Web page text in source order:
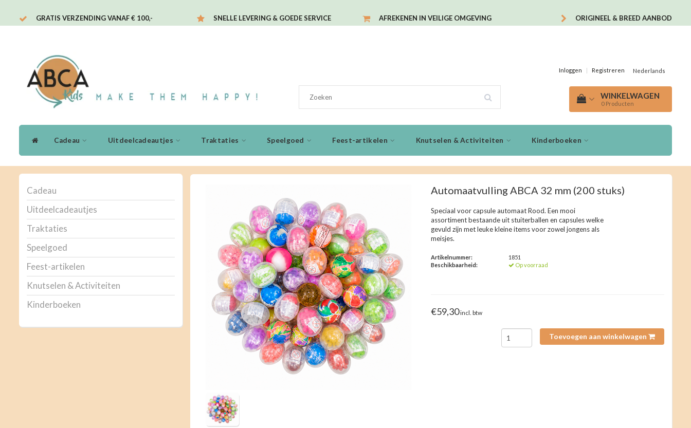
GRATIS VERZENDING VANAF € 100,- SNELLE LEVERING & GOEDE SERVICE AFREKENEN IN VEILIGE OMGEVING ORIGINEEL & BREED AANBOD
Inloggen | Registreren Nederlands
WINKELWAGEN
0 Producten
Cadeau Uitdeelcadeautjes Traktaties Speelgoed Feest-artikelen Knutselen & Activiteiten Kinderboeken
Cadeau
Uitdeelcadeautjes
Traktaties
Speelgoed
Feest-artikelen
Knutselen & Activiteiten
Kinderboeken
Automaatvulling ABCA 32 mm (200 stuks)
Speciaal voor capsule automaat Rood. Een mooi
assortiment bestaande uit stuiterballen en capsules welke
gevuld zijn met leuke kleine items voor zowel jongens als
meisjes.
Artikelnummer:
1851
Beschikbaarheid:
Op voorraad
€59,30incl. btw
Toevoegen aan winkelwagen